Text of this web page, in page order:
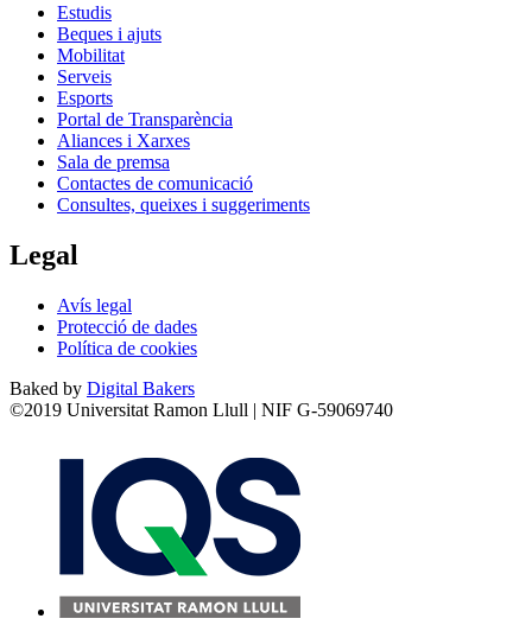
Estudis
Beques i ajuts
Mobilitat
Serveis
Esports
Portal de Transparència
Aliances i Xarxes
Sala de premsa
Contactes de comunicació
Consultes, queixes i suggeriments
Legal
Avís legal
Protecció de dades
Política de cookies
Baked by Digital Bakers
©2019 Universitat Ramon Llull | NIF G-59069740